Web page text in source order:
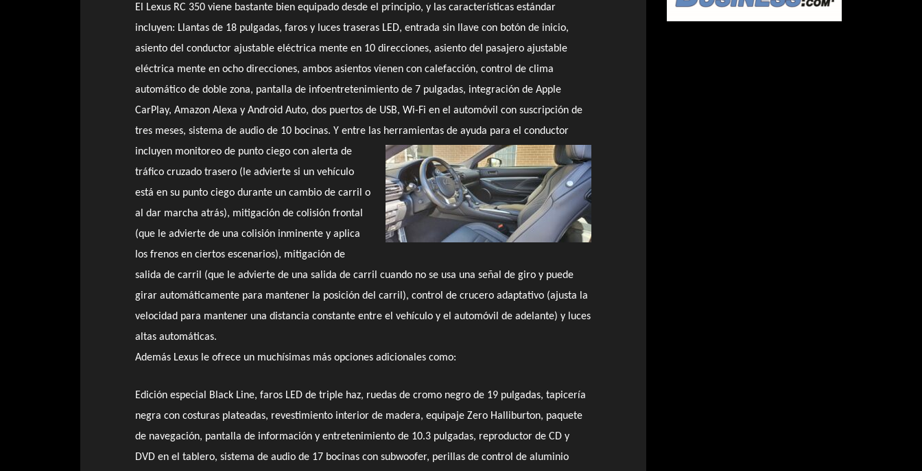
El Lexus RC 350 viene bastante bien equipado desde el principio, y las características estándar
incluyen: Llantas de 18 pulgadas, faros y luces traseras LED, entrada sin llave con botón de inicio,
asiento del conductor ajustable eléctrica mente en 10 direcciones, asiento del pasajero ajustable
eléctrica mente en ocho direcciones, ambos asientos vienen con calefacción, control de clima
automático de doble zona, pantalla de infoentretenimiento de 7 pulgadas, integración de Apple
CarPlay, Amazon Alexa y Android Auto, dos puertos de USB, Wi-Fi en el automóvil con suscripción de
tres meses, sistema de audio de 10 bocinas. Y entre las herramientas de ayuda para el conductor
incluyen monitoreo de punto ciego con alerta de
tráfico cruzado trasero (le advierte si un vehículo
está en su punto ciego durante un cambio de carril o
al dar marcha atrás), mitigación de colisión frontal
(que le advierte de una colisión inminente y aplica
los frenos en ciertos escenarios), mitigación de
salida de carril (que le advierte de una salida de carril cuando no se usa una señal de giro y puede
girar automáticamente para mantener la posición del carril), control de crucero adaptativo (ajusta la
velocidad para mantener una distancia constante entre el vehículo y el automóvil de adelante) y luces
altas automáticas.
Además Lexus le ofrece un muchísimas más opciones adicionales como:
Edición especial Black Line, faros LED de triple haz, ruedas de cromo negro de 19 pulgadas, tapicería
negra con costuras plateadas, revestimiento interior de madera, equipaje Zero Halliburton, paquete
de navegación, pantalla de información y entretenimiento de 10.3 pulgadas, reproductor de CD y
DVD en el tablero, sistema de audio de 17 bocinas con subwoofer, perillas de control de aluminio